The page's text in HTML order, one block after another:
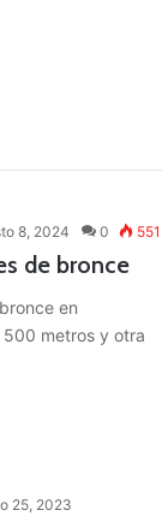
8, 2024 0 551
de bronce
en
500 metros y otra
25, 2023